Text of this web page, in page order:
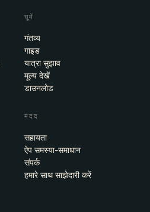
घूमें
गंतव्य
गाइड
यात्रा सुझाव
मूल्य देखें
डाउनलोड
मदद
सहायता
ऐप समस्या-समाधान
संपर्क
हमारे साथ साझेदारी करें